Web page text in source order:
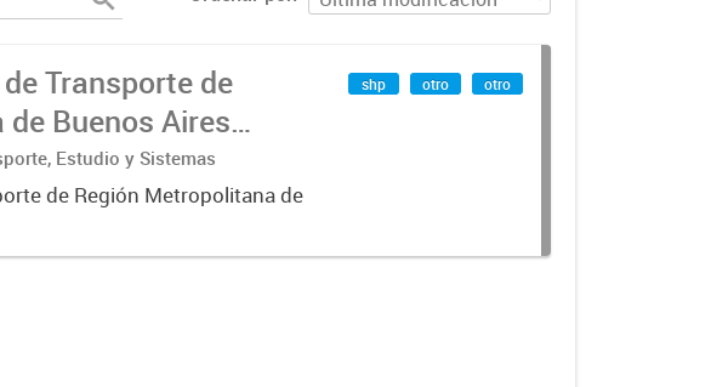
Transporte de
Buenos Aires
Estudio y Sistemas
de Región Metropolitana de
shp otro otro